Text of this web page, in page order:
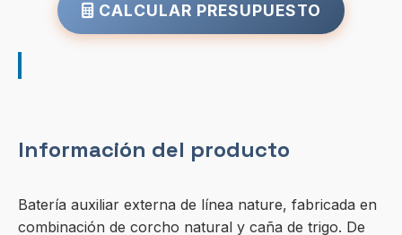
CALCULAR PRESUPUESTO
Información del producto
Batería auxiliar externa de línea nature, fabricada en
combinación de corcho natural y caña de trigo. De